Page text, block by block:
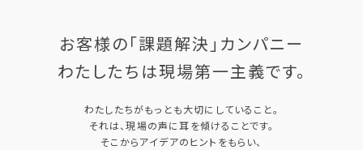
お客様の「課題解決」カンパニー
わたしたちは現場第一主義です。
わたしたちがもっとも大切にしていること。
それは、現場の声に耳を傾けることです。
そこからアイデアのヒントをもらい、